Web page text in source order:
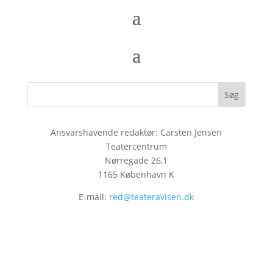
Ansvarshavende redaktør: Carsten Jensen
Teatercentrum
Nørregade 26,1
1165 København K
E-mail: red@teateravisen.dk